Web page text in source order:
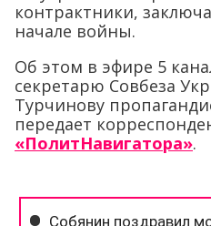
контрактники,
начале войны.
Об этом в эфире 5
секретарю Совбеза
Турчинову
передает
«ПолитНавигатора».